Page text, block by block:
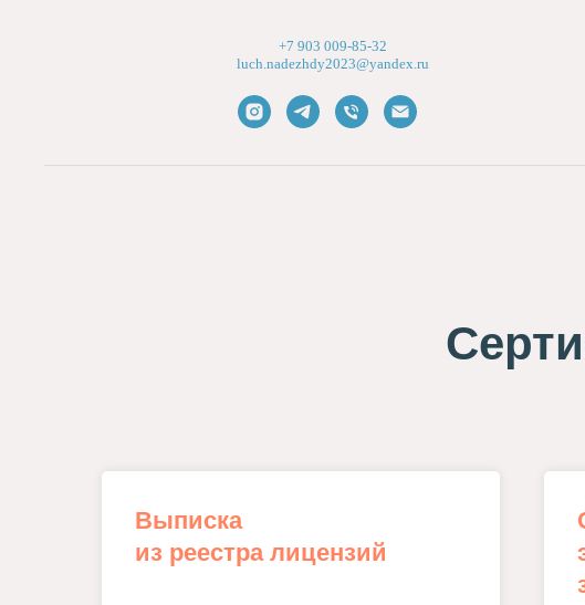
+7 903 009-85-32
luch.nadezhdy2023@yandex.ru
Выписка
из реестра лицензий